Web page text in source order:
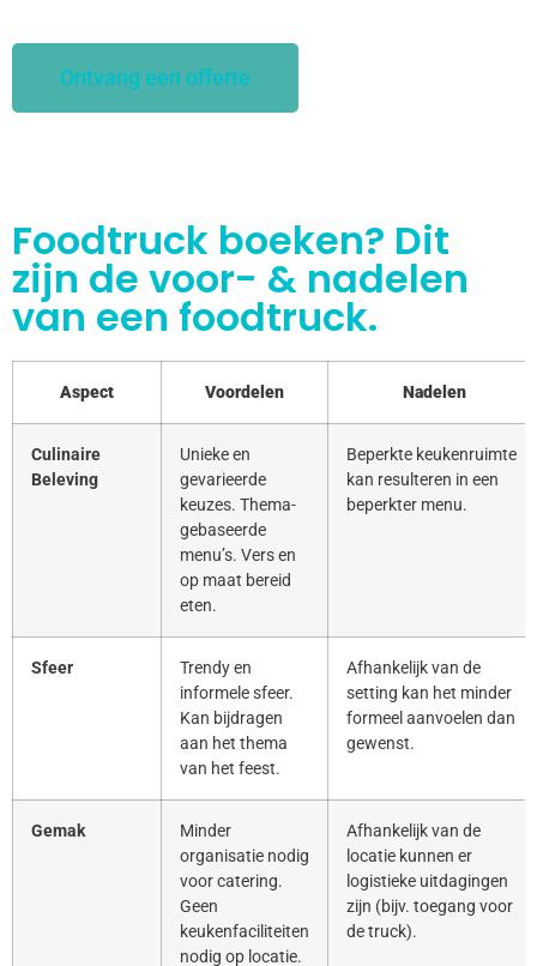
Ontvang een offerte
Foodtruck boeken? Dit
zijn de voor- & nadelen
van een foodtruck.
Aspect Voordelen Nadelen
Culinaire
Beleving
Unieke en
gevarieerde
keuzes. Thema-
gebaseerde
menu’s. Vers en
op maat bereid
eten.
Beperkte keukenruimte
kan resulteren in een
beperkter menu.
Sfeer
Trendy en
informele sfeer.
Kan bijdragen
aan het thema
van het feest.
Afhankelijk van de
setting kan het minder
formeel aanvoelen dan
gewenst.
Gemak
Minder
organisatie nodig
voor catering.
Geen
keukenfaciliteiten
nodig op locatie.
Afhankelijk van de
locatie kunnen er
logistieke uitdagingen
zijn (bijv. toegang voor
de truck).